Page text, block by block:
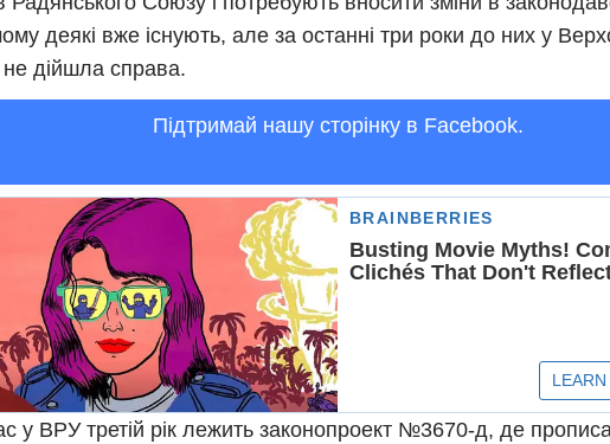
деякі вже існують, але за останні три роки до них у
не дійшла справа.
Підтримай нашу сторінку в Facebook.
у ВРУ третій рік лежить законопроект №3670-д, де